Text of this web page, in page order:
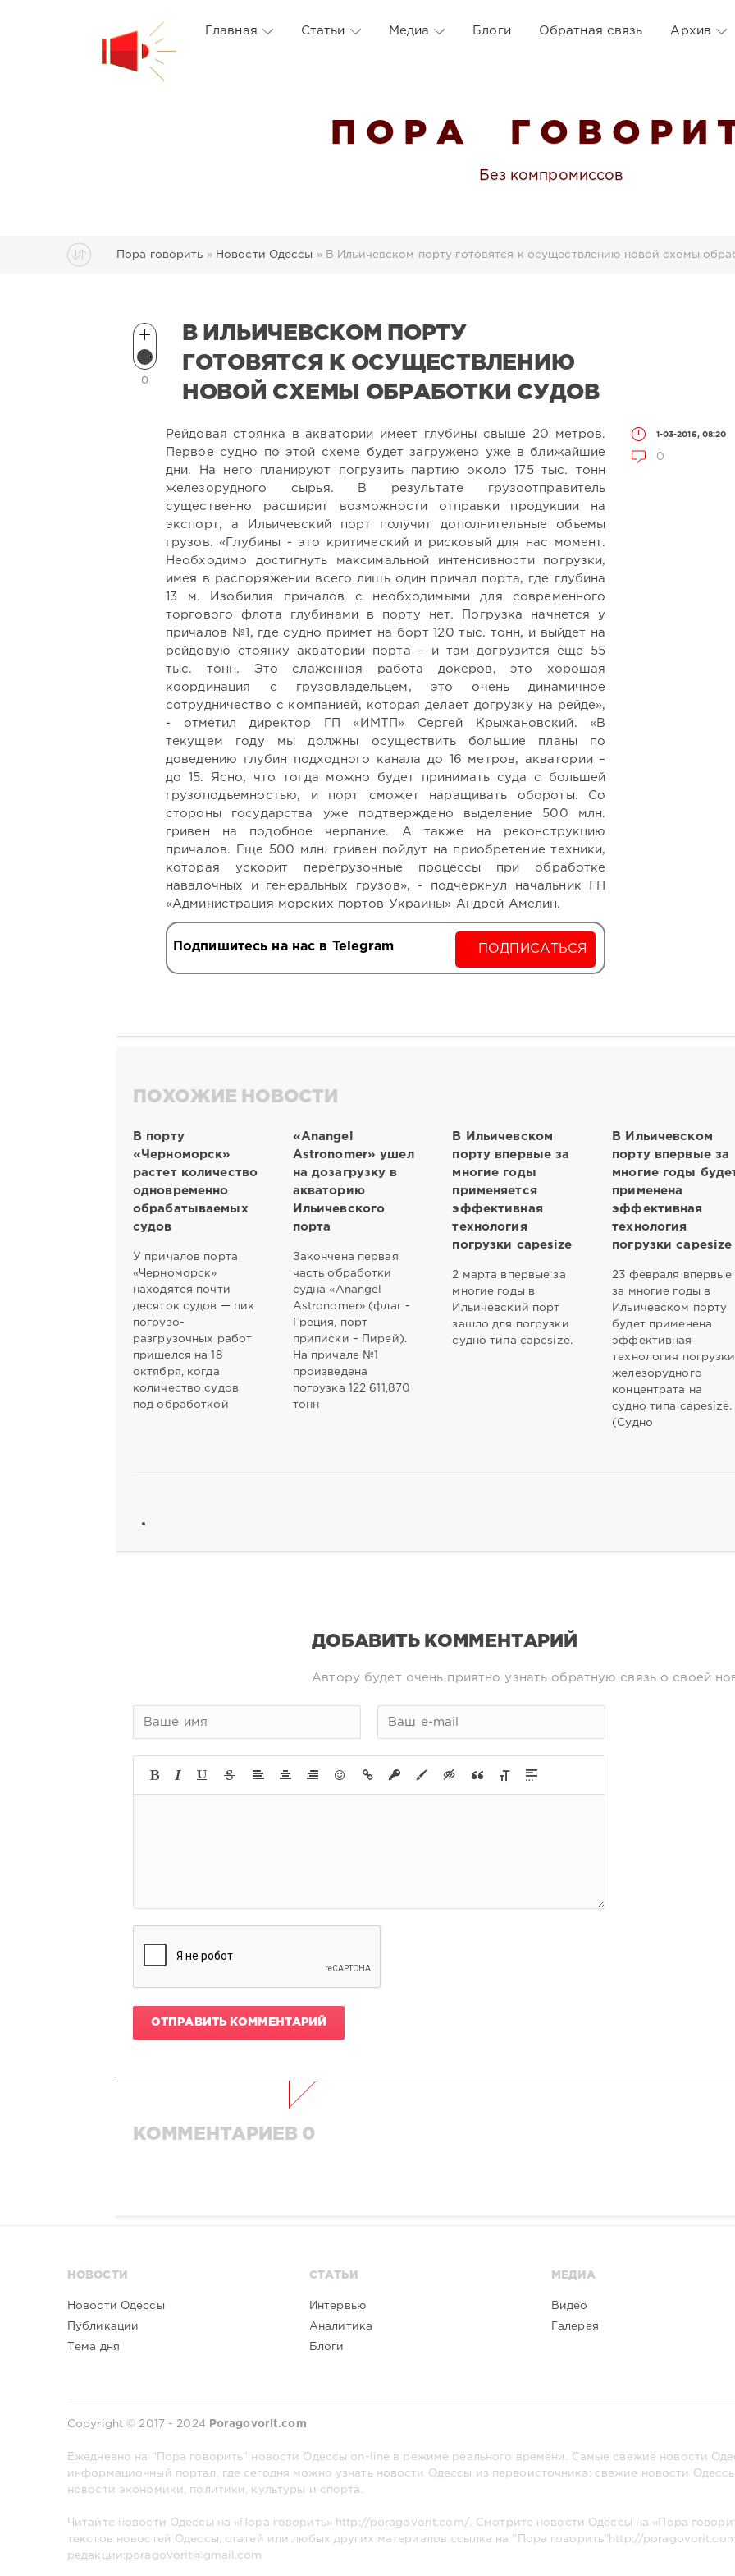
Главная Статьи Медиа Блоги Обратная связь Архив
П О Р А Г О В О Р И
Без компромиссов
Пора говорить » Новости Одессы » В Ильичевском порту готовятся к осуществлению новой схемы
В ИЛЬИЧЕВСКОМ ПОРТУ
ГОТОВЯТСЯ К ОСУЩЕСТВЛЕНИЮ
НОВОЙ СХЕМЫ ОБРАБОТКИ СУДОВ
1-03-2016, 08:20
0
0
Рейдовая стоянка в акватории имеет глубины свыше 20 метров.
Первое судно по этой схеме будет загружено уже в ближайшие
дни. На него планируют погрузить партию около 175 тыс. тонн
железорудного сырья. В результате грузоотправитель
существенно расширит возможности отправки продукции на
экспорт, а Ильичевский порт получит дополнительные объемы
грузов. «Глубины - это критический и рисковый для нас момент.
Необходимо достигнуть максимальной интенсивности погрузки,
имея в распоряжении всего лишь один причал порта, где глубина
13 м. Изобилия причалов с необходимыми для современного
торгового флота глубинами в порту нет. Погрузка начнется у
причалов №1, где судно примет на борт 120 тыс. тонн, и выйдет на
рейдовую стоянку акватории порта – и там догрузится еще 55
тыс. тонн. Это слаженная работа докеров, это хорошая
координация с грузовладельцем, это очень динамичное
сотрудничество с компанией, которая делает догрузку на рейде»,
- отметил директор ГП «ИМТП» Сергей Крыжановский. «В
текущем году мы должны осуществить большие планы по
доведению глубин подходного канала до 16 метров, акватории –
до 15. Ясно, что тогда можно будет принимать суда с большей
грузоподъемностью, и порт сможет наращивать обороты. Со
стороны государства уже подтверждено выделение 500 млн.
гривен на подобное черпание. А также на реконструкцию
причалов. Еще 500 млн. гривен пойдут на приобретение техники,
которая ускорит перегрузочные процессы при обработке
навалочных и генеральных грузов», - подчеркнул начальник ГП
«Администрация морских портов Украины» Андрей Амелин.
Подпишитесь на нас в Telegram ПОДПИСАТЬСЯ
ПОХОЖИЕ НОВОСТИ
В порту
«Черноморск»
растет количество
одновременно
обрабатываемых
судов
У причалов порта
«Черноморск»
находятся почти
десяток судов — пик
погрузо-
разгрузочных работ
пришелся на 18
октября, когда
количество судов
под обработкой
«Anangel
Astronomer» ушел
на дозагрузку в
акваторию
Ильичевского
порта
Закончена первая
часть обработки
судна «Anangel
Astronomer» (флаг -
Греция, порт
приписки – Пирей).
На причале №1
произведена
погрузка 122 611,870
тонн
В Ильичевском
порту впервые за
многие годы
применяется
эффективная
технология
погрузки сapesize
2 марта впервые за
многие годы в
Ильичевский порт
зашло для погрузки
судно типа capesize.
В Ильичевском
порту впервые за
многие годы
применена
эффективная
технология
погрузки сapesize
23 февраля впервые
за многие годы в
Ильичевском порту
будет применена
эффективная
технология погрузки
железорудного
концентрата на
судно типа capesize.
(Судно
ДОБАВИТЬ КОММЕНТАРИЙ
Автору будет очень приятно узнать обратную связь о своей
ОТПРАВИТЬ КОММЕНТАРИЙ
КОММЕНТАРИЕВ 0
НОВОСТИ
Новости Одессы
Публикации
Тема дня
СТАТЬИ
Интервью
Аналитика
Блоги
МЕДИА
Видео
Галерея
Copyright © 2017 - 2024 Poragovorit.com
Ежедневно на "Пора говорить" новости Одессы on-line в режиме реального времени. Самые свежие новости
информационный портал, где сегодня можно узнать новости Одессы из первоисточника: свежие новости
новости экономики, политики, культуры и спорта.
Читайте новости Одессы на «Пора говорить» http://poragovorit.com/
. Смотрите новости Одессы на «Пора
текстов новостей Одессы, статей или любых других материалов ссылка на "Пора говорить" http://
редакции:poragovorit@gmail.com